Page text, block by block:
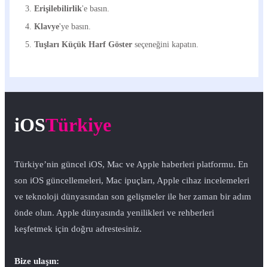
Erişilebilirlik'e basın.
Klavye'ye basın.
Tuşları Küçük Harf Göster seçeneğini kapatın.
iOSTürkiye
Türkiye’nin güncel iOS, Mac ve Apple haberleri platformu. En
son iOS güncellemeleri, Mac ipuçları, Apple cihaz incelemeleri
ve teknoloji dünyasından son gelişmeler ile her zaman bir adım
önde olun. Apple dünyasında yenilikleri ve rehberleri
keşfetmek için doğru adrestesiniz.
Bize ulaşın: